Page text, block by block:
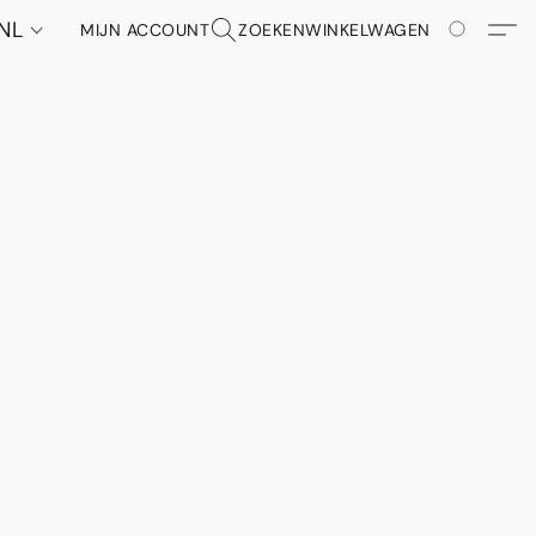
MIJN ACCOUNT ZOEKENWINKELWAGEN